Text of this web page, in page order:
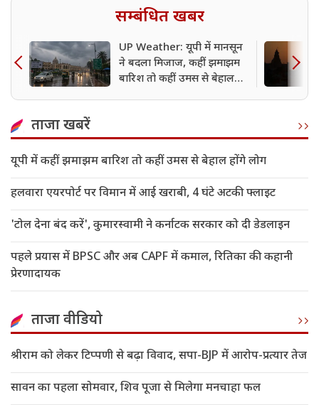
सम्बंधित खबर
UP Weather: यूपी में मानसून
ने बदला मिजाज, कहीं झमाझम
बारिश तो कहीं उमस से बेहाल
ताजा खबरें
यूपी में कहीं झमाझम बारिश तो कहीं उमस से बेहाल होंगे लोग
हलवारा एयरपोर्ट पर विमान में आई खराबी, 4 घंटे अटकी फ्लाइट
'टोल देना बंद करें', कुमारस्वामी ने कर्नाटक सरकार को दी डेडलाइन
पहले प्रयास में BPSC और अब CAPF में कमाल, रितिका की कहानी
प्रेरणादायक
ताजा वीडियो
श्रीराम को लेकर टिप्पणी से बढ़ा विवाद, सपा-BJP में आरोप-प्रत्यार तेज
सावन का पहला सोमवार, शिव पूजा से मिलेगा मनचाहा फल